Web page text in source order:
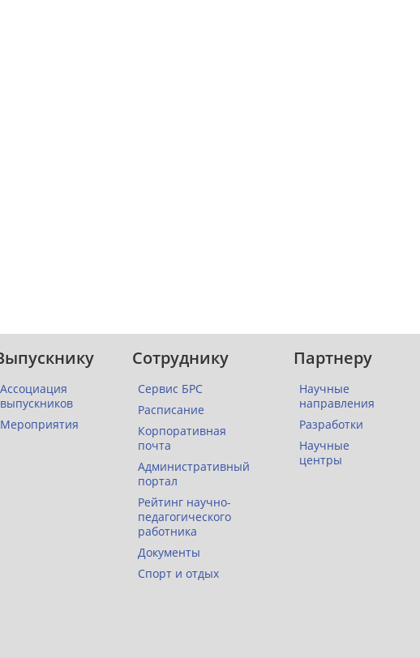
Ассоциация
выпускников
Мероприятия
Сотруднику
Сервис БРС
Расписание
Корпоративная
почта
Административный
портал
Рейтинг научно-
педагогического
работника
Документы
Спорт и отдых
Партнеру
Научные
направления
Разработки
Научные
центры